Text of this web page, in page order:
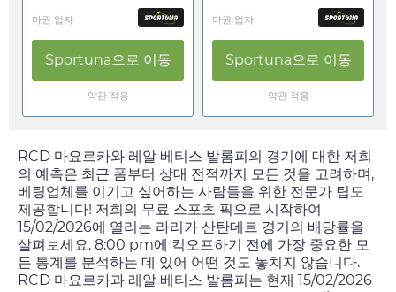
마권 업자
Sportuna으로 이동
약관 적용
마권 업자
Sportuna으로 이동
약관 적용
RCD 마요르카와 레알 베티스 발롬피의 경기에 대한 저희
의 예측은 최근 폼부터 상대 전적까지 모든 것을 고려하며,
베팅업체를 이기고 싶어하는 사람들을 위한 전문가 팁도
제공합니다! 저희의 무료 스포츠 픽으로 시작하여
15/02/2026에 열리는 라리가 산탄데르 경기의 배당률을
살펴보세요. 8:00 pm에 킥오프하기 전에 가장 중요한 모
든 통계를 분석하는 데 있어 어떤 것도 놓치지 않습니다.
RCD 마요르카과 레알 베티스 발롬피는 현재 15/02/2026